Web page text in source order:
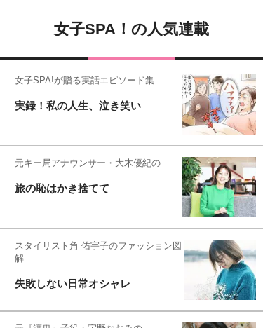
女子SPA！の人気連載
女子SPA!が贈る実話エピソード集
実録！私の人生、泣き笑い
元キー局アナウンサー・大木優紀の
旅の恥はかき捨てて
スタイリスト角 佑宇子のファッション図
解
失敗しない日常オシャレ